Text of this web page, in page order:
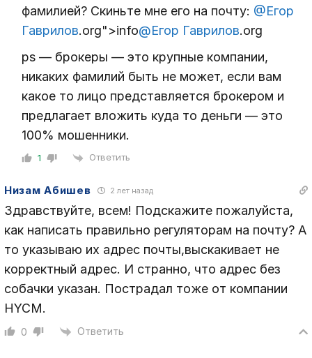
фамилией? Скиньте мне его на почту: @Егор
Гаврилов.org">info@Егор Гаврилов.org
ps — брокеры — это крупные компании,
никаких фамилий быть не может, если вам
какое то лицо представляется брокером и
предлагает вложить куда то деньги — это
100% мошенники.
1 Ответить
Низам Абишев 2 лет назад
Здравствуйте, всем! Подскажите пожалуйста,
как написать правильно регуляторам на почту? А
то указываю их адрес почты,выскакивает не
корректный адрес. И странно, что адрес без
собачки указан. Пострадал тоже от компании
HYCM.
0 Ответить